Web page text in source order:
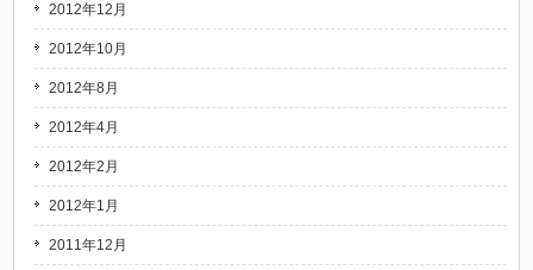
2012年12月
2012年10月
2012年8月
2012年4月
2012年2月
2012年1月
2011年12月